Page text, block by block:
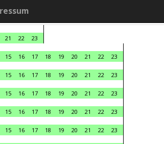
21 22
23
15 16 17 18 19 20 21 22
23
15 16 17 18 19 20 21 22
23
15 16 17 18 19 20 21 22
23
15 16 17 18 19 20 21 22
23
15 16 17 18 19 20 21 22
23